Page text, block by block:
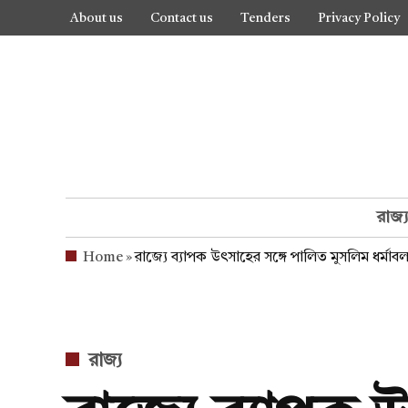
About us Contact us Tenders Privacy Policy
রাজ্য
Home»রাজ্যে ব্যাপক উৎসাহের সঙ্গে পালিত মুসলিম
POSTED
রাজ্য